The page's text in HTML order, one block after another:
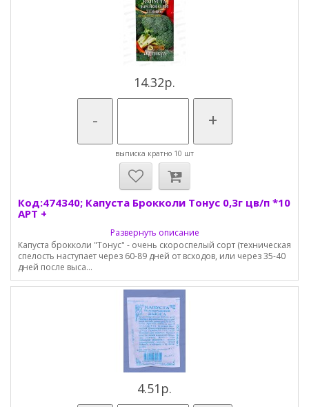
14.32р.
- +
выписка кратно 10 шт
Код:474340; Капуста Брокколи Тонус 0,3г цв/п *10
АРТ +
Развернуть описание
Капуста брокколи "Тонус" - очень скороспелый сорт (техническая
спелость наступает через 60-89 дней от всходов, или через 35-40
дней после выса...
4.51р.